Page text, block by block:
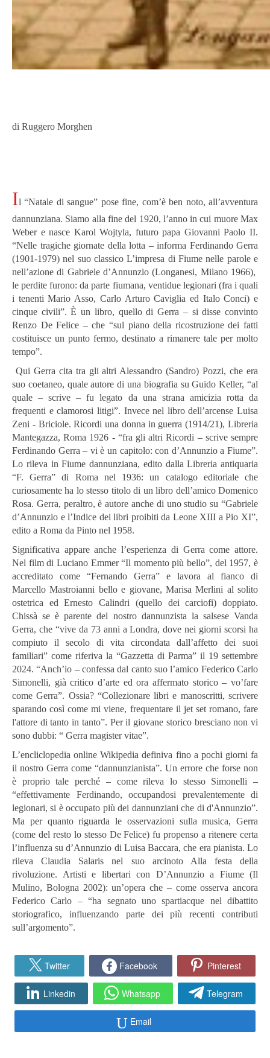
di Ruggero Morghen
Il “Natale di sangue” pose fine, com’è ben noto, all’avventura
dannunziana. Siamo alla fine del 1920, l’anno in cui muore Max
Weber e nasce Karol Wojtyla, futuro papa Giovanni Paolo II.
“Nelle tragiche giornate della lotta – informa Ferdinando Gerra
(1901-1979) nel suo classico L’impresa di Fiume nelle parole e
nell’azione di Gabriele d’Annunzio (Longanesi, Milano 1966),
le perdite furono: da parte fiumana, ventidue legionari (fra i quali
i tenenti Mario Asso, Carlo Arturo Caviglia ed Italo Conci) e
cinque civili”. È un libro, quello di Gerra – si disse convinto
Renzo De Felice – che “sul piano della ricostruzione dei fatti
costituisce un punto fermo, destinato a rimanere tale per molto
tempo”.
Qui Gerra cita tra gli altri Alessandro (Sandro) Pozzi, che era
suo coetaneo, quale autore di una biografia su Guido Keller, “al
quale – scrive – fu legato da una strana amicizia rotta da
frequenti e clamorosi litigi”. Invece nel libro dell’arcense Luisa
Zeni - Briciole. Ricordi una donna in guerra (1914/21), Libreria
Mantegazza, Roma 1926 - “fra gli altri Ricordi – scrive sempre
Ferdinando Gerra – vi è un capitolo: con d’Annunzio a Fiume”.
Lo rileva in Fiume dannunziana, edito dalla Libreria antiquaria
“F. Gerra” di Roma nel 1936: un catalogo editoriale che
curiosamente ha lo stesso titolo di un libro dell’amico Domenico
Rosa. Gerra, peraltro, è autore anche di uno studio su “Gabriele
d’Annunzio e l’Indice dei libri proibiti da Leone XIII a Pio XI”,
edito a Roma da Pinto nel 1958.
Significativa appare anche l’esperienza di Gerra come attore.
Nel film di Luciano Emmer “Il momento più bello”, del 1957, è
accreditato come “Fernando Gerra” e lavora al fianco di
Marcello Mastroianni bello e giovane, Marisa Merlini al solito
ostetrica ed Ernesto Calindri (quello dei carciofi) doppiato.
Chissà se è parente del nostro dannunzista la salsese Vanda
Gerra, che “vive da 73 anni a Londra, dove nei giorni scorsi ha
compiuto il secolo di vita circondata dall’affetto dei suoi
familiari” come riferiva la “Gazzetta di Parma” il 19 settembre
2024. “Anch’io – confessa dal canto suo l’amico Federico Carlo
Simonelli, già critico d’arte ed ora affermato storico – vo’fare
come Gerra”. Ossia? “Collezionare libri e manoscritti, scrivere
sparando così come mi viene, frequentare il jet set romano, fare
l'attore di tanto in tanto”. Per il giovane storico bresciano non vi
sono dubbi: “ Gerra magister vitae”.
L’encliclopedia online Wikipedia definiva fino a pochi giorni fa
il nostro Gerra come “dannunzianista”. Un errore che forse non
è proprio tale perché – come rileva lo stesso Simonelli –
“effettivamente Ferdinando, occupandosi prevalentemente di
legionari, si è occupato più dei dannunziani che di d'Annunzio”.
Ma per quanto riguarda le osservazioni sulla musica, Gerra
(come del resto lo stesso De Felice) fu propenso a ritenere certa
l’influenza su d’Annunzio di Luisa Baccara, che era pianista. Lo
rileva Claudia Salaris nel suo arcinoto Alla festa della
rivoluzione. Artisti e libertari con D’Annunzio a Fiume (Il
Mulino, Bologna 2002): un’opera che – come osserva ancora
Federico Carlo – “ha segnato uno spartiacque nel dibattito
storiografico, influenzando parte dei più recenti contributi
sull’argomento”.
Twitter Facebook Pinterest
Linkedin Whatsapp Telegram
Email